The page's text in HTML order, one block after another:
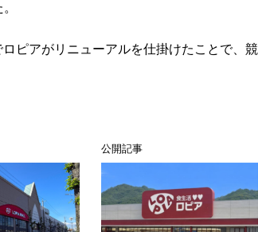
ピアがリニューアルを仕掛けたことで、競
公開記事